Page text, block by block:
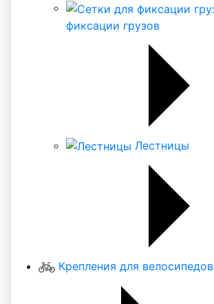
фиксации грузов
Лестницы
Крепления для велосипедов